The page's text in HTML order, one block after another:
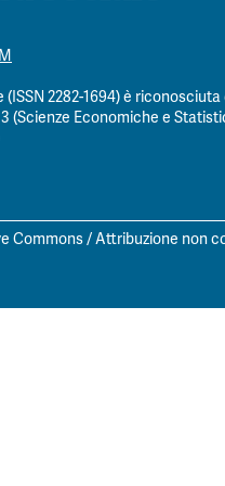
(ISSN 2282-1694) è
(Scienze Economiche e
Commons / Attribuzione non